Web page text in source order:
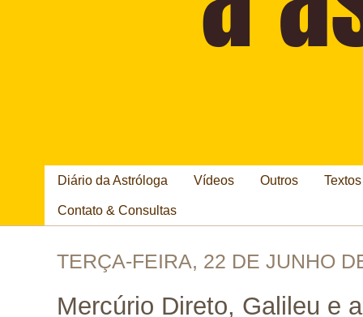
Diário da Astróloga Vídeos Outros
Contato & Consultas
TERÇA-FEIRA, 22 DE JUNHO
Mercúrio Direto, Galileu e